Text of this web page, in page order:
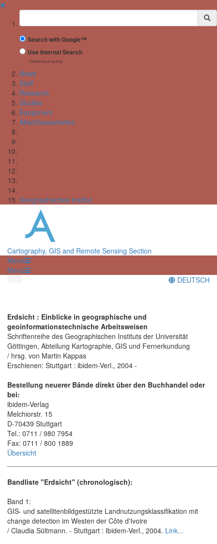
✖
Suchbegriff
Search with Google™
Use Internal Search
(limited result quality)
News
Staff
Research
Studies
Equipment
Abschlussarbeiten
Geographisches Institut
Cartography, GIS and Remote Sensing Section
Menü
Menü
DEUTSCH
Erdsicht : Einblicke in geographische und
geoinformationstechnische Arbeitsweisen
Schriftenreihe des Geographischen Instituts der Universität
Göttingen, Abteilung Kartographie, GIS und Fernerkundung
/ hrsg. von Martin Kappas
Erschienen: Stuttgart : ibidem-Verl., 2004 -
Bestellung neuerer Bände direkt über den Buchhandel oder
bei:
ibidem-Verlag
Melchiorstr. 15
D-70439 Stuttgart
Tel.: 0711 / 980 7954
Fax: 0711 / 800 1889
Übersicht
Bandliste "Erdsicht" (chronologisch):
Band 1:
GIS- und satellitenbildgestützte Landnutzungsklassifikation mit
change detection im Westen der Côte d'Ivoire
/ Claudia Sültmann. - Stuttgart : Ibidem-Verl., 2004. Link...